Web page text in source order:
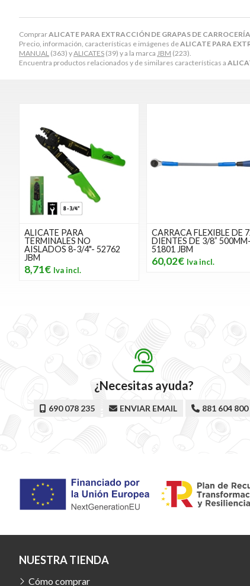
ComprarALICATE PARA EXTRACCIÓN DE GRAPAS DE
Precio, información, características e imágenes deALICATE PARA
MANUAL (363) yALICATES (39) y a la marca JBM (223).
Encuentra productos relacionados y de similares características a
ALICATE PARA
TERMINALES NO
AISLADOS 8-3/4"- 52762
JBM
8,71€
CARRACA FLEXIBLE DE
DIENTES DE 3/8” 500MM-
51801 JBM
60,02€
¿Necesitas ayuda?
690 078 235 ENVIAR EMAIL 881 604 800
NUESTRA TIENDA
Cómo comprar